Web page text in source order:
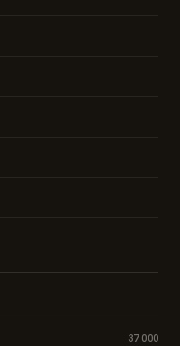
37 000